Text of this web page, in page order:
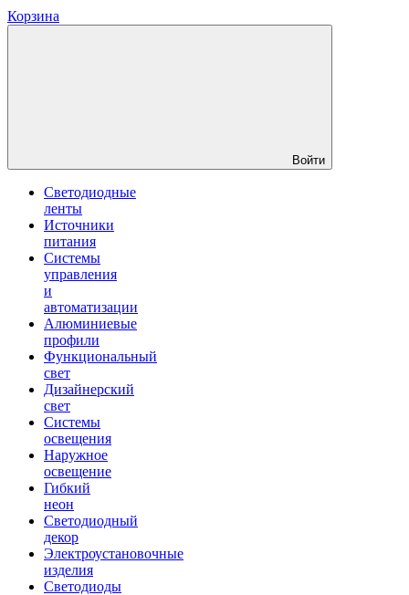
Корзина
Войти
Светодиодные
ленты
Источники
питания
Системы
управления
и
автоматизации
Алюминиевые
профили
Функциональный
свет
Дизайнерский
свет
Системы
освещения
Наружное
освещение
Гибкий
неон
Светодиодный
декор
Электроустановочные
изделия
Светодиоды